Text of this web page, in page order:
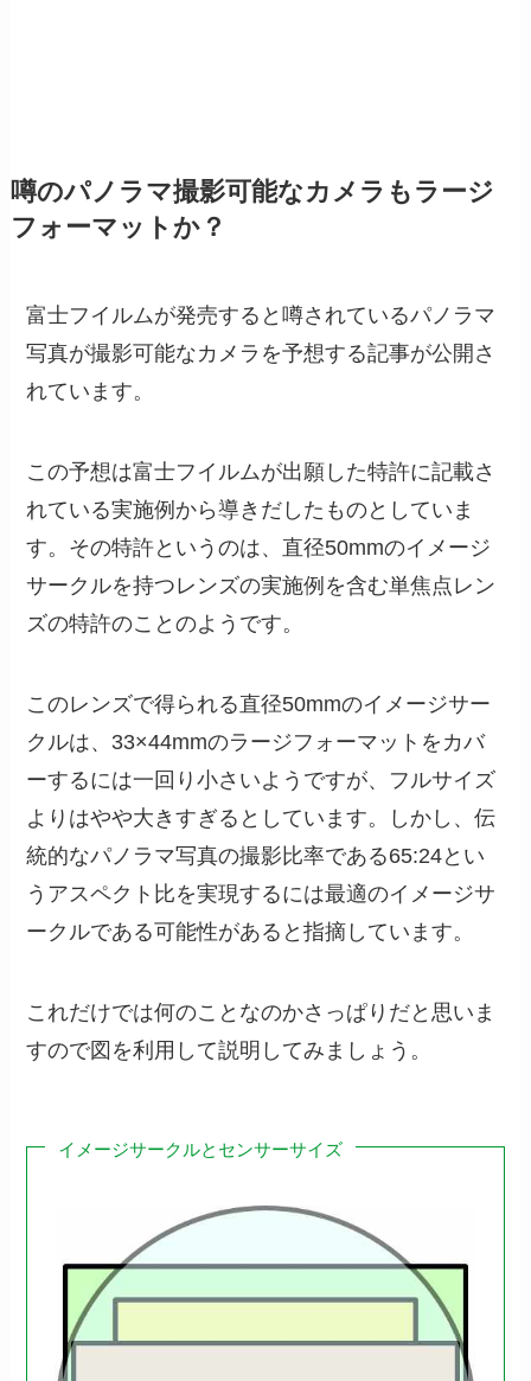
噂のパノラマ撮影可能なカメラもラージ
フォーマットか？
富士フイルムが発売すると噂されているパノラマ
写真が撮影可能なカメラを予想する記事が公開さ
れています。
この予想は富士フイルムが出願した特許に記載さ
れている実施例から導きだしたものとしていま
す。その特許というのは、直径50mmのイメージ
サークルを持つレンズの実施例を含む単焦点レン
ズの特許のことのようです。
このレンズで得られる直径50mmのイメージサー
クルは、33×44mmのラージフォーマットをカバ
ーするには一回り小さいようですが、フルサイズ
よりはやや大きすぎるとしています。しかし、伝
統的なパノラマ写真の撮影比率である65:24とい
うアスペクト比を実現するには最適のイメージサ
ークルである可能性があると指摘しています。
これだけでは何のことなのかさっぱりだと思いま
すので図を利用して説明してみましょう。
イメージサークルとセンサーサイズ